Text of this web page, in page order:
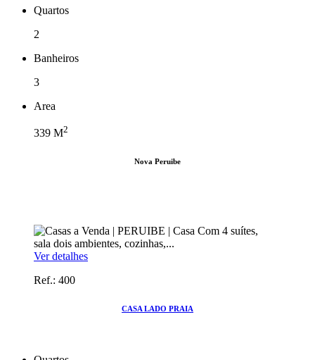
Quartos
2
Banheiros
3
Area
339 M2
Nova Peruibe
Ver detalhes
Ref.: 400
CASA LADO PRAIA